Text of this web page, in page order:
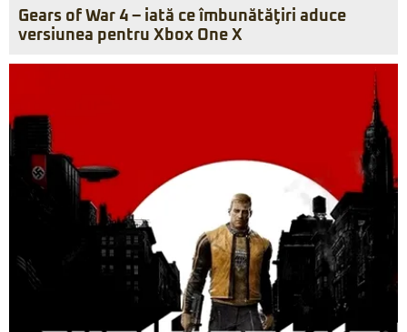
Gears of War 4 – iată ce îmbunătăţiri aduce
versiunea pentru Xbox One X